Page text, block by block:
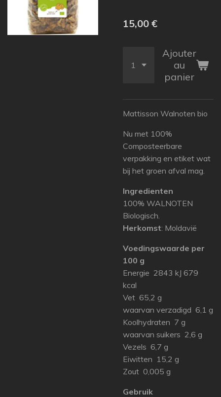
15,00 €
Ajouter
au
panier
Mattisson Walnoten bio
Nu met 100%
Composteerbare
verpakking en etiket wat
bij het groen afval mag.
Ingredienten
100% WALNOTEN
Biologisch.
Herkomst: Moldavië
Voedingswaarde per
100 g
Energie 2843 kJ 679
kcal
Vet 65,2 g
waarvan verzadigd 6,1 g
Koolhydraten 7 g
waarvan suikers 2,6 g
Vezels 6,7 g
Eiwitten 15,2 g
Zout 0,005 g
Gebruik